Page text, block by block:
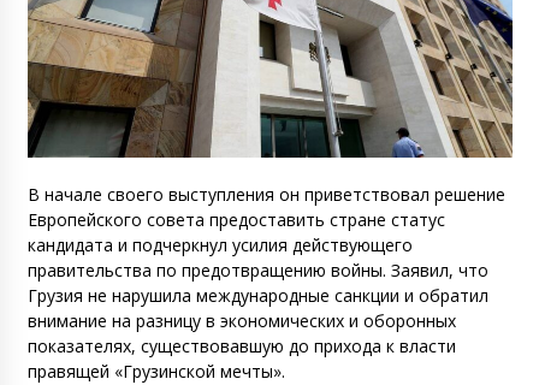
В начале своего выступления он приветствовал решение
Европейского совета предоставить стране статус
кандидата и подчеркнул усилия действующего
правительства по предотвращению войны. Заявил, что
Грузия не нарушила международные санкции и обратил
внимание на разницу в экономических и оборонных
показателях, существовавшую до прихода к власти
правящей «Грузинской мечты».